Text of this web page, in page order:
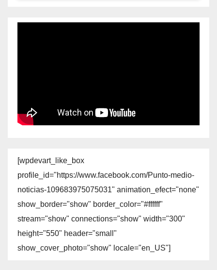
[wpdevart_like_box
profile_id="https://www.facebook.com/Punto-medio-
noticias-109683975075031" animation_efect="none"
show_border="show" border_color="#ffffff"
stream="show" connections="show" width="300"
height="550" header="small"
show_cover_photo="show" locale="en_US"]